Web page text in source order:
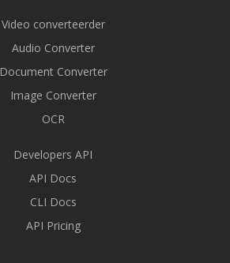
Video converteerder
Audio Converter
Document Converter
Image Converter
OCR
Developers API
API Docs
CLI Docs
API Pricing